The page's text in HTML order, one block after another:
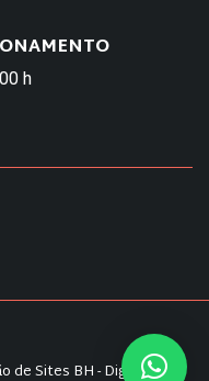
h
de Sites BH - Digital Pixel